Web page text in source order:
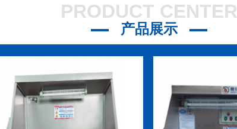
2023-07-21
2023-07-21
PRODUCT CENTER
产品展示